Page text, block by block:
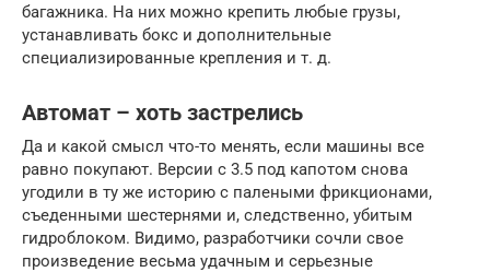
багажника. На них можно крепить любые грузы,
устанавливать бокс и дополнительные
специализированные крепления и т. д.
Автомат – хоть застрелись
Да и какой смысл что-то менять, если машины все
равно покупают. Версии с 3.5 под капотом снова
угодили в ту же историю с палеными фрикционами,
съеденными шестернями и, следственно, убитым
гидроблоком. Видимо, разработчики сочли свое
произведение весьма удачным и серьезные